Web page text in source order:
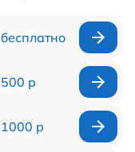
бесплатно
500 р
1000 р